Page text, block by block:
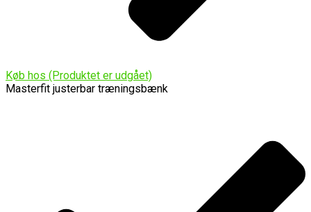
Køb hos (Produktet er udgået)
Masterfit justerbar træningsbænk